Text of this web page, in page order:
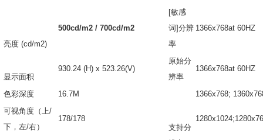
亮度 (cd/m2)
500cd/m2 / 700cd/m2
[敏感
词]分辨
率
1366x768at 60HZ
显示面积
930.24 (H) x 523.26(V)
原始分
辨率
1366x768at 60HZ
色彩深度 16.7M
支持分
1366x768;
可视角度（上/
下，左/右）
178/178